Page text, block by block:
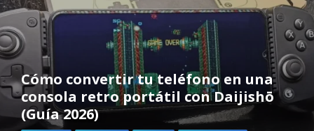
Cómo convertir tu teléfono en una
consola retro portátil con Daijishō
(Guía 2026)